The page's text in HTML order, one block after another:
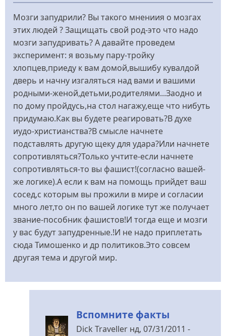
Мозги запудрили? Вы такого мнениия о мозгах
этих людей ? Защищать свой род-это что надо
мозги запудривать? А давайте проведем
эксперимент: я возьму пару-тройку
хлопцев,приеду к вам домой,вышибу кувалдой
дверь и начну изгаляться над вами и вашими
родными-женой,детьми,родителями...Заодно и
по дому пройдусь,на стол нагажу,еще что нибуть
придумаю.Как вы будете реагировать?В духе
иудо-христианства?В смысле начнете
подставлять другую щеку для удара?Или начнете
сопротивляться?Только учтите-если начнете
сопротивляться-то вы фашист!(согласно вашей-
же логике).А если к вам на помощь прийдет ваш
сосед,с которым вы прожили в мире и согласии
много лет,то он по вашей логике тут же получает
звание-пособник фашистов!И тогда еще и мозги
у вас будут запудренные.!И не надо приплетать
сюда Тимошенко и др политиков.Это совсем
другая тема и другой мир.
Вспомните факты
Dick Traveller нд, 07/31/2011 -